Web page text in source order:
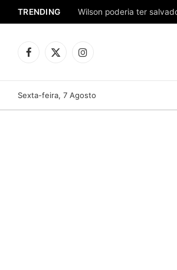
TRENDING
Facebook
X
Instagram
Sexta-feira, 7 Agosto